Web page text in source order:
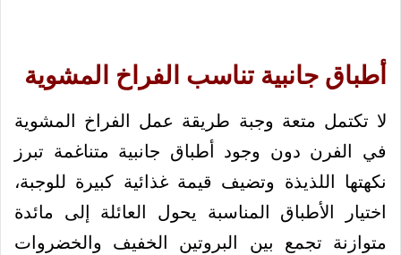
أطباق جانبية تناسب الفراخ المشوية
لا تكتمل متعة وجبة طريقة عمل الفراخ المشوية
في الفرن دون وجود أطباق جانبية متناغمة تبرز
نكهتها اللذيذة وتضيف قيمة غذائية كبيرة للوجبة،
اختيار الأطباق المناسبة يحول العائلة إلى مائدة
متوازنة تجمع بين البروتين الخفيف والخضروات